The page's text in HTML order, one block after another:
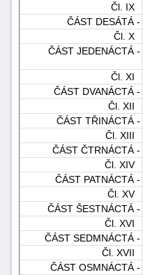
Čl. IX
ČÁST DESÁTÁ -
Čl. X
ČÁST JEDENÁCTÁ -
Čl. XI
ČÁST DVANÁCTÁ -
Čl. XII
ČÁST TŘINÁCTÁ -
Čl. XIII
ČÁST ČTRNÁCTÁ -
Čl. XIV
ČÁST PATNÁCTÁ -
Čl. XV
ČÁST ŠESTNÁCTÁ -
Čl. XVI
ČÁST SEDMNÁCTÁ -
Čl. XVII
ČÁST OSMNÁCTÁ -